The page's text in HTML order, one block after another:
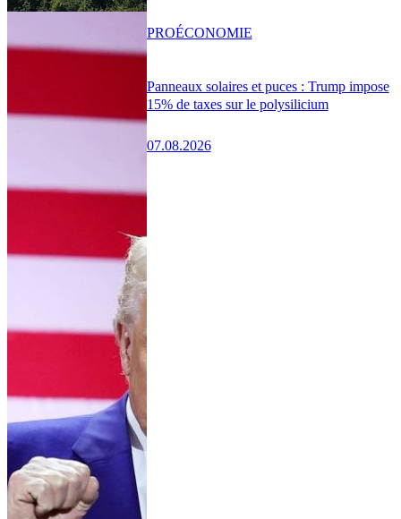
Panneaux solaires et puces : Trump impose
15% de taxes sur le polysilicium
07.08.2026
PROÉCONOMIE